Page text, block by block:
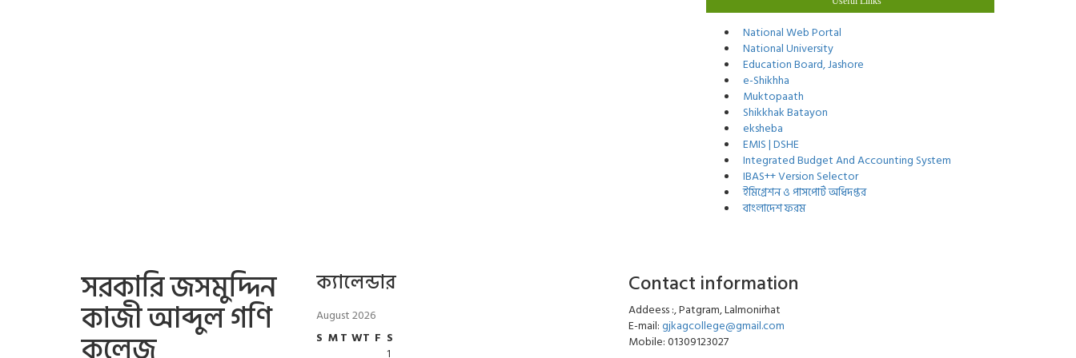
National Web Portal
National University
Education Board, Jashore
e-Shikhha
Muktopaath
Shikkhak Batayon
eksheba
EMIS | DSHE
Integrated Budget And Accounting System
IBAS++ Version Selector
ইমিগ্রেশন ও পাসপোর্ট অধিদপ্তর
বাংলাদেশ ফরম
সরকারি জসমুদ্দিন
কাজী আব্দুল গণি
ক্যালেন্ডার
August 2026
S MT WT F S
1
Contact information
Addeess :, Patgram, Lalmonirhat
E-mail:gjkagcollege@gmail.com
Mobile: 01309123027